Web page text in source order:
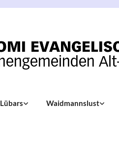
Lübars Waidmannslust